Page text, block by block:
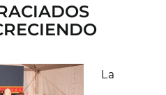
La